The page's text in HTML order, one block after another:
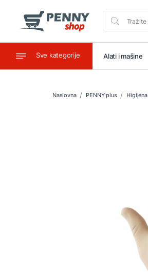
Sve kategorije
Ugostiteljstvo Alati i mašine
Naslovna PENNY plus Higijena